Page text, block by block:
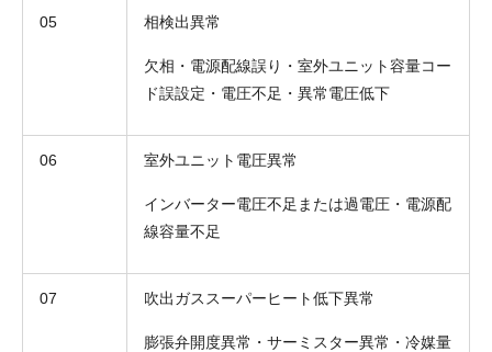
05 相検出異常
欠相・電源配線誤り・室外ユニット容量コー
ド誤設定・電圧不足・異常電圧低下
06 室外ユニット電圧異常
インバーター電圧不足または過電圧・電源配
線容量不足
07 吹出ガススーパーヒート低下異常
膨張弁開度異常・サーミスター異常・冷媒量